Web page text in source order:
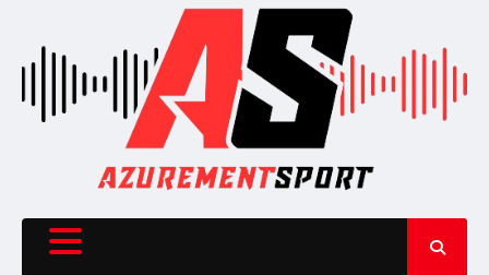
content